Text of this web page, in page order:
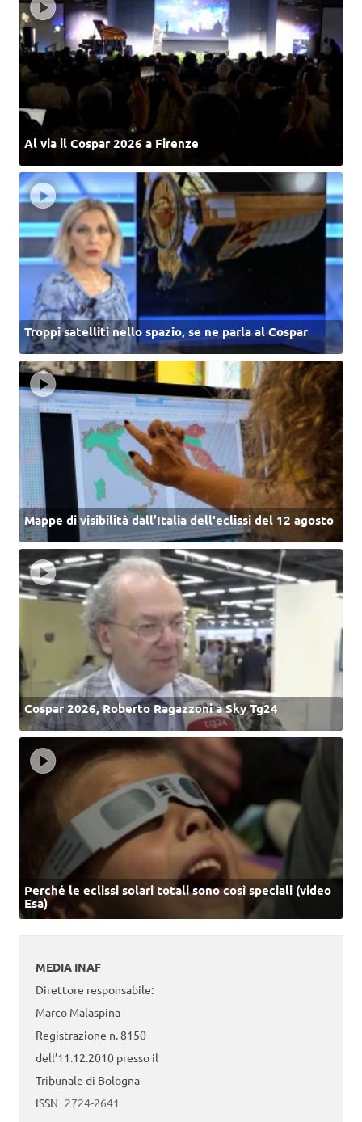
Al via il Cospar 2026 a Firenze
Troppi satelliti nello spazio, se ne parla al Cospar
Mappe di visibilità dall’Italia dell'eclissi del 12 agosto
Cospar 2026, Roberto Ragazzoni a Sky Tg24
Perché le eclissi solari totali sono così speciali (video
Esa)
MEDIA INAF
Direttore responsabile:
Marco Malaspina
Registrazione n. 8150
dell’11.12.2010 presso il
Tribunale di Bologna
ISSN 2724-2641